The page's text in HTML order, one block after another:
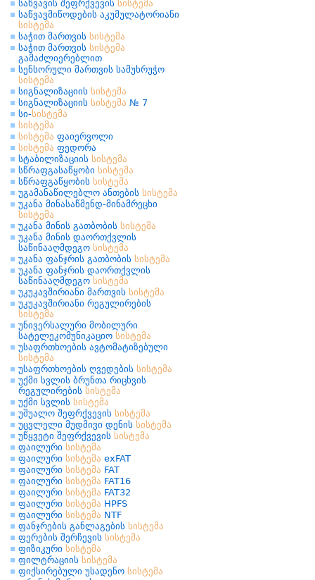
საწვავის შეფრქვევის სისტემა
საწვავმიწოდების აკუმულატორიანი
სისტემა
საჭით მართვის სისტემა
საჭით მართვის სისტემა
გამაძლიერებლით
სენსორული მართვის სამუხრუჭო
სისტემა
სიგნალიზაციის სისტემა
სიგნალიზაციის სისტემა № 7
სი-სისტემა
სისტემა
სისტემა ფაიერვოლი
სისტემა ფედორა
სტაბილიზაციის სისტემა
სწრაფგასაწყობი სისტემა
სწრაფგაწყობის სისტემა
უგამანაწილებლო ანთების სისტემა
უკანა მინასაწმენდ-მინამრეცხი
სისტემა
უკანა მინის გათბობის სისტემა
უკანა მინის დაორთქვლის
საწინააღმდეგო სისტემა
უკანა ფანჯრის გათბობის სისტემა
უკანა ფანჯრის დაორთქვლის
საწინააღმდეგო სისტემა
უკუკავშირიანი მართვის სისტემა
უკუკავშირიანი რეგულირების
სისტემა
უნივერსალური მობილური
სატელეკომუნიკაციო სისტემა
უსაფრთხოების ავტომატიზებული
სისტემა
უსაფრთხოების ღვედების სისტემა
უქმი სვლის ბრუნთა რიცხვის
რეგულირების სისტემა
უქმი სვლის სისტემა
უშუალო შეფრქვევის სისტემა
უცვლელი მუდმივი დენის სისტემა
უწყვეტი შეფრქვევის სისტემა
ფაილური სისტემა
ფაილური სისტემა exFAT
ფაილური სისტემა FAT
ფაილური სისტემა FAT16
ფაილური სისტემა FAT32
ფაილური სისტემა HPFS
ფაილური სისტემა NTF
ფანჯრების განლაგების სისტემა
ფერების შერჩევის სისტემა
ფიზიკური სისტემა
ფილტრაციის სისტემა
ფიქსირებული უსადენო სისტემა